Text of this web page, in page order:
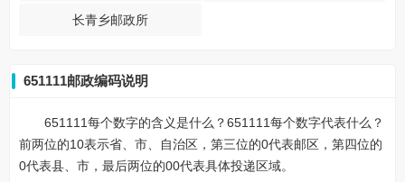
长青乡邮政所
651111邮政编码说明
651111每个数字的含义是什么？651111每个数字代表什么？
前两位的10表示省、市、自治区，第三位的0代表邮区，第四位的
0代表县、市，最后两位的00代表具体投递区域。